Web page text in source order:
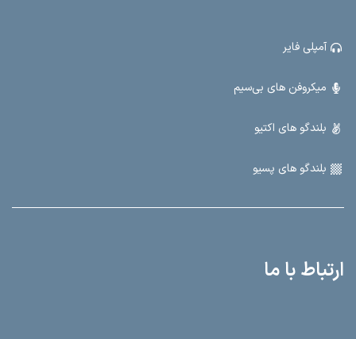
آمپلی فایر
میکروفن های بی‌سیم
بلندگو های اکتیو
بلندگو های پسیو
ارتباط با ما